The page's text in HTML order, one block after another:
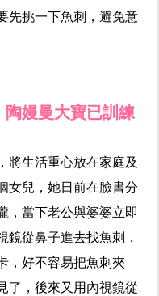
先挑一下魚刺，避免意
嫚曼大寶已訓練
將生活重心放在家庭及
女兒，她日前在臉書分
，當下老公與婆婆立即
鏡從鼻子進去找魚刺，
，好不容易把魚刺夾
了，後來又用內視鏡從